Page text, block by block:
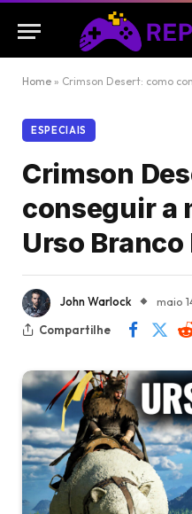
Home » Crimson Desert: como
ESPECIAIS
Crimson
conseguir a
Urso
John Warlock maio
Compartilhe